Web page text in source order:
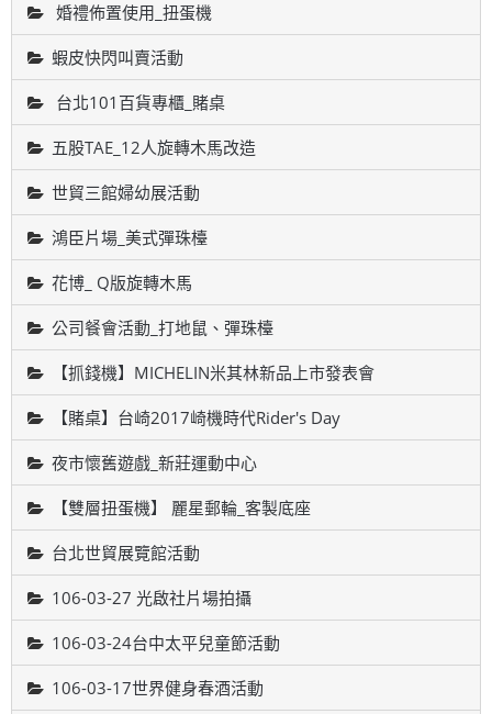
婚禮佈置使用_扭蛋機
蝦皮快閃叫賣活動
台北101百貨專櫃_賭桌
五股TAE_12人旋轉木馬改造
世貿三館婦幼展活動
鴻臣片場_美式彈珠檯
花博_ Q版旋轉木馬
公司餐會活動_打地鼠、彈珠檯
【抓錢機】MICHELIN米其林新品上市發表會
【賭桌】台崎2017崎機時代Rider's Day
夜市懷舊遊戲_新莊運動中心
【雙層扭蛋機】 麗星郵輪_客製底座
台北世貿展覽館活動
106-03-27 光啟社片場拍攝
106-03-24台中太平兒童節活動
106-03-17世界健身春酒活動